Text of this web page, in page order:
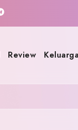
Review Keluarga